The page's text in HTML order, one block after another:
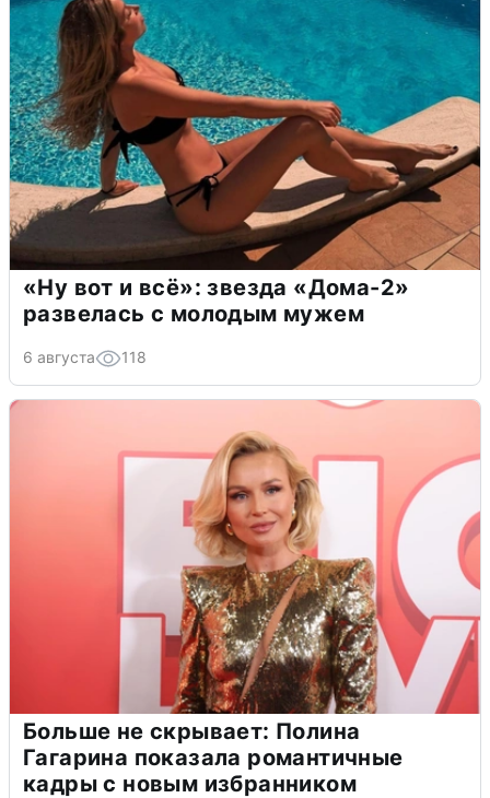
«Ну вот и всё»: звезда «Дома-2»
развелась с молодым мужем
6 августа 118
Больше не скрывает: Полина
Гагарина показала романтичные
кадры с новым избранником